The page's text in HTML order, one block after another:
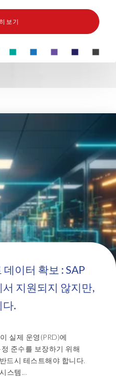
보기
이터 확보 : SAP
지원되지 않지만,
다.
실제 운영(PRD)에
준수를 보장하기 위해
드시 테스트해야 합니다.
스템...